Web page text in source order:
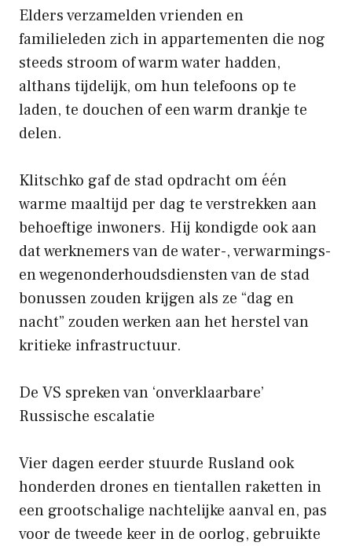
Elders verzamelden vrienden en
familieleden zich in appartementen die nog
steeds stroom of warm water hadden,
althans tijdelijk, om hun telefoons op te
laden, te douchen of een warm drankje te
delen.
Klitschko gaf de stad opdracht om één
warme maaltijd per dag te verstrekken aan
behoeftige inwoners. Hij kondigde ook aan
dat werknemers van de water-, verwarmings-
en wegenonderhoudsdiensten van de stad
bonussen zouden krijgen als ze “dag en
nacht” zouden werken aan het herstel van
kritieke infrastructuur.
De VS spreken van ‘onverklaarbare’
Russische escalatie
Vier dagen eerder stuurde Rusland ook
honderden drones en tientallen raketten in
een grootschalige nachtelijke aanval en, pas
voor de tweede keer in de oorlog, gebruikte